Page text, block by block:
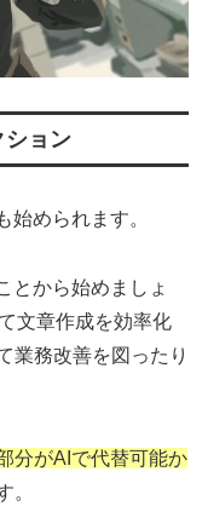
ション
められます。
とから始めましょ
文章作成を効率化
業務改善を図ったり
分がAIで代替可能か
。